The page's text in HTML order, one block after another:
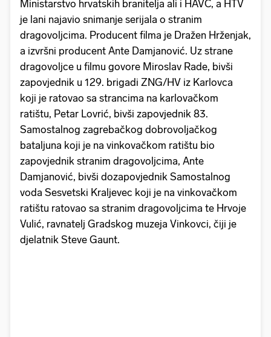
Ministarstvo hrvatskih branitelja ali i HAVC, a HTV
je lani najavio snimanje serijala o stranim
dragovoljcima. Producent filma je Dražen Hrženjak,
a izvršni producent Ante Damjanović. Uz strane
dragovoljce u filmu govore Miroslav Rade, bivši
zapovjednik u 129. brigadi ZNG/HV iz Karlovca
koji je ratovao sa strancima na karlovačkom
ratištu, Petar Lovrić, bivši zapovjednik 83.
Samostalnog zagrebačkog dobrovoljačkog
bataljuna koji je na vinkovačkom ratištu bio
zapovjednik stranim dragovoljcima, Ante
Damjanović, bivši dozapovjednik Samostalnog
voda Sesvetski Kraljevec koji je na vinkovačkom
ratištu ratovao sa stranim dragovoljcima te Hrvoje
Vulić, ravnatelj Gradskog muzeja Vinkovci, čiji je
djelatnik Steve Gaunt.